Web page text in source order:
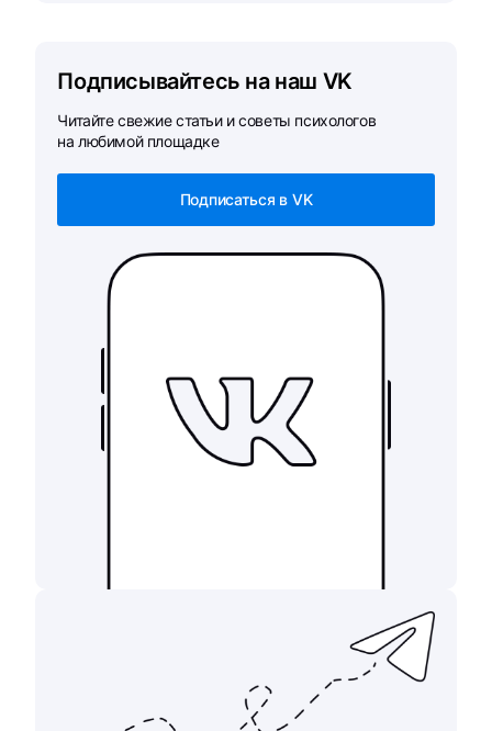
Подписывайтесь на наш VK
Читайте свежие статьи и советы психологов
на любимой площадке
Подписаться в VK